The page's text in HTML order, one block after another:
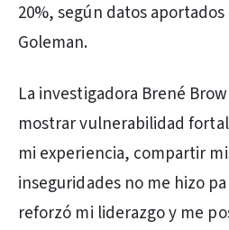
20%, según datos
Goleman.
La investigadora Brené
mostrar vulnerabilidad
mi experiencia, compartir
inseguridades no me hizo
reforzó mi liderazgo y me